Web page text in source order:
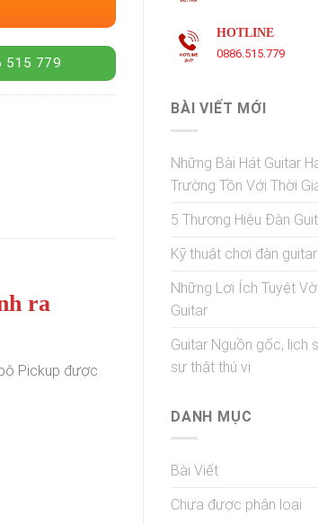
HOTLINE
0886.515.779
BÀI VIẾT MỚI
Những Bài Hát Guitar
Trường Tồn Với Thời
5 Thương Hiệu Đàn
Kỹ thuật chơi đàn
Những Lợi Ích Tuyệt
Guitar
Guitar Nguồn gốc, lịch
sự thật thú vị
DANH MỤC
Bài Viết
Chưa được phân loại
515 779
ra
Pickup được